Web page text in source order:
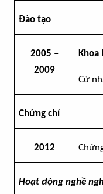
Đào tạo
2005 –
2009
Khoa
Cử
Chứng chỉ
2012
Hoạt động nghề